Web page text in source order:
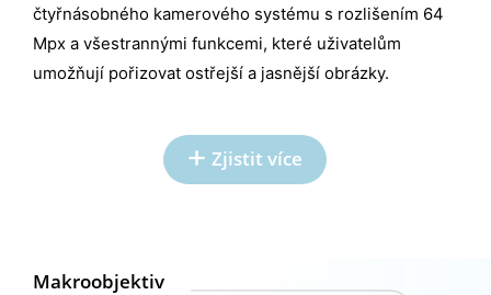
čtyřnásobného kamerového systému s rozlišením 64
Mpx a všestrannými funkcemi, které uživatelům
umožňují pořizovat ostřejší a jasnější obrázky.
Zjistit více
Makroobjektiv